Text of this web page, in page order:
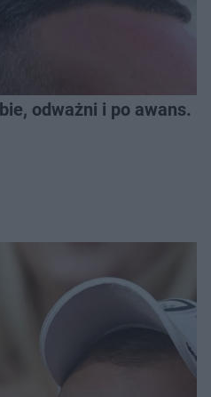
odważni i po awans.